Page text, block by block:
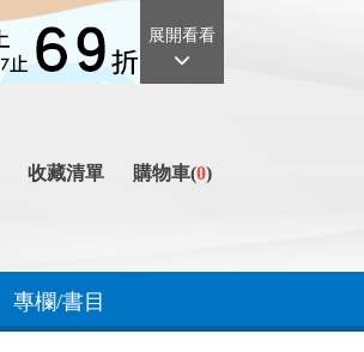
展開看看
收藏清單 購物車(0)
專欄/書目